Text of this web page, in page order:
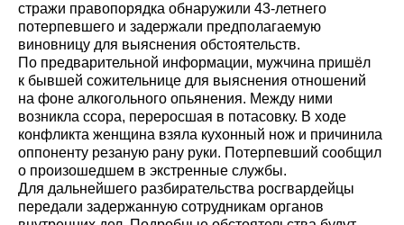
стражи правопорядка обнаружили 43-летнего
потерпевшего и задержали предполагаемую
виновницу для выяснения обстоятельств.
По предварительной информации, мужчина пришёл
к бывшей сожительнице для выяснения отношений
на фоне алкогольного опьянения. Между ними
возникла ссора, переросшая в потасовку. В ходе
конфликта женщина взяла кухонный нож и причинила
оппоненту резаную рану руки. Потерпевший сообщил
о произошедшем в экстренные службы.
Для дальнейшего разбирательства росгвардейцы
передали задержанную сотрудникам органов